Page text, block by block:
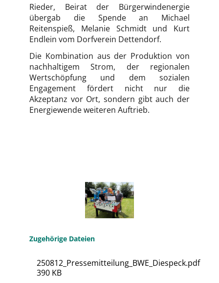
Rieder, Beirat der Bürgerwindenergie
übergab die Spende an Michael
Reitenspieß, Melanie Schmidt und Kurt
Endlein vom Dorfverein Dettendorf.
Die Kombination aus der Produktion von
nachhaltigem Strom, der regionalen
Wertschöpfung und dem sozialen
Engagement fördert nicht nur die
Akzeptanz vor Ort, sondern gibt auch der
Energiewende weiteren Auftrieb.
Zugehörige Dateien
250812_Pressemitteilung_BWE_Diespeck.pdf
390 KB